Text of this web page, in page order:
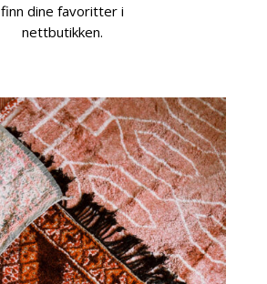
finn dine favoritter i
nettbutikken.